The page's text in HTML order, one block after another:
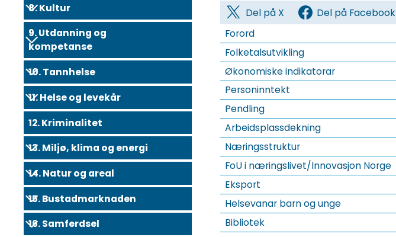
8. Kultur
9. Utdanning og
kompetanse
10. Tannhelse
11. Helse og levekår
12. Kriminalitet
13. Miljø, klima og energi
14. Natur og areal
15. Bustadmarknaden
16. Samferdsel
Del på X Del på Facebook
Forord
Folketalsutvikling
Økonomiske indikatorar
Personinntekt
Pendling
Arbeidsplassdekning
Næringsstruktur
FoU i næringslivet/Innovasjon Norge
Eksport
Helsevanar barn og unge
Bibliotek